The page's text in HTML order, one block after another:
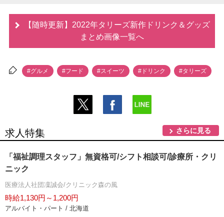
【随時更新】2022年タリーズ新作ドリンク＆グッズ
まとめ画像一覧へ
#グルメ #フード #スイーツ #ドリンク #タリーズ
求人特集 さらに見る
「福祉調理スタッフ」無資格可/シフト相談可/診療所・クリ
ニック
医療法人社団凜誠会/クリニック森の風
時給1,130円～1,200円
アルバイト・パート / 北海道